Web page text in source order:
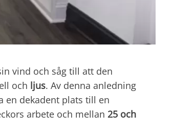
vind och såg till att den
och ljus. Av denna anledning
en dekadent plats till en
arbete och mellan 25 och